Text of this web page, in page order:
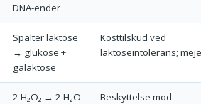
DNA-ender
Spalter laktose
→ glukose +
galaktose
Kosttilskud ved
laktoseintolerans;
2 H₂O₂ → 2 H₂O
Beskyttelse mod